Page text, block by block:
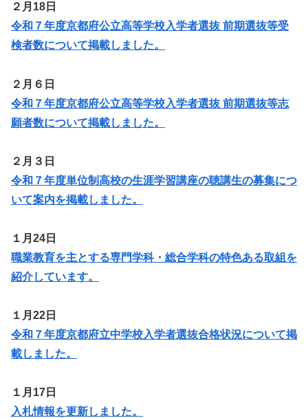
２月18日
令和７年度京都府公立高等学校入学者選抜 前期選抜等受
検者数について掲載しました。
２月６日
令和７年度京都府公立高等学校入学者選抜 前期選抜等志
願者数について掲載しました。
２月３日
令和７年度単位制高校の生涯学習講座の聴講生の募集につ
いて案内を掲載しました。
１月24日
職業教育を主とする専門学科・総合学科の特色ある取組を
紹介しています。
１月22日
令和７年度京都府立中学校入学者選抜合格状況について掲
載しました。
１月17日
入札情報を更新しました。